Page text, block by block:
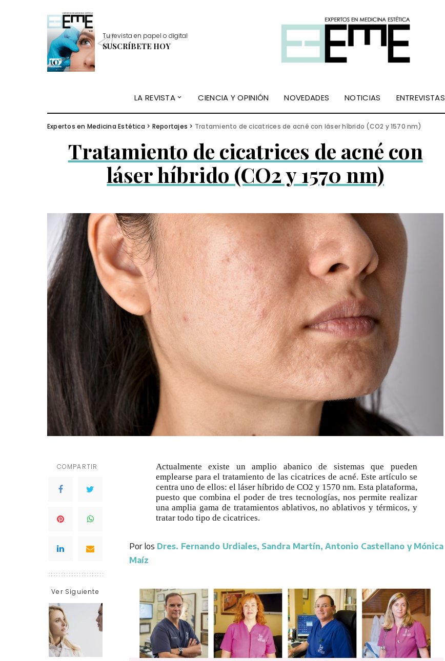
Tu revista en papel o digital
SUSCRÍBETE HOY
LA REVISTA CIENCIA Y OPINIÓN NOVEDADES NOTICIAS ENTREVISTAS
Expertos en Medicina Estética > Reportajes > Tratamiento de cicatrices de acné con láser híbrido (CO2 y 1570 nm)
Tratamiento de cicatrices de acné con
láser híbrido (CO2 y 1570 nm)
COMPARTIR
Ver Siguiente
Actualmente existe un amplio abanico de sistemas que pueden
emplearse para el tratamiento de las cicatrices de acné. Este artículo se
centra uno de ellos: el láser híbrido de CO2 y 1570 nm. Esta plataforma,
puesto que combina el poder de tres tecnologías, nos permite realizar
una amplia gama de tratamientos ablativos, no ablativos y térmicos, y
tratar todo tipo de cicatrices.
Por los Dres. Fernando Urdiales, Sandra Martín, Antonio Castellano y Mónica
Maíz